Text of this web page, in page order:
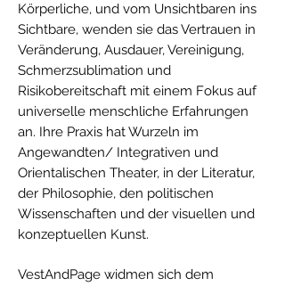
Körperliche, und vom Unsichtbaren ins
Sichtbare, wenden sie das Vertrauen in
Veränderung, Ausdauer, Vereinigung,
Schmerzsublimation und
Risikobereitschaft mit einem Fokus auf
universelle menschliche Erfahrungen
an. Ihre Praxis hat Wurzeln im
Angewandten/ Integrativen und
Orientalischen Theater, in der Literatur,
der Philosophie, den politischen
Wissenschaften und der visuellen und
konzeptuellen Kunst.
VestAndPage widmen sich dem